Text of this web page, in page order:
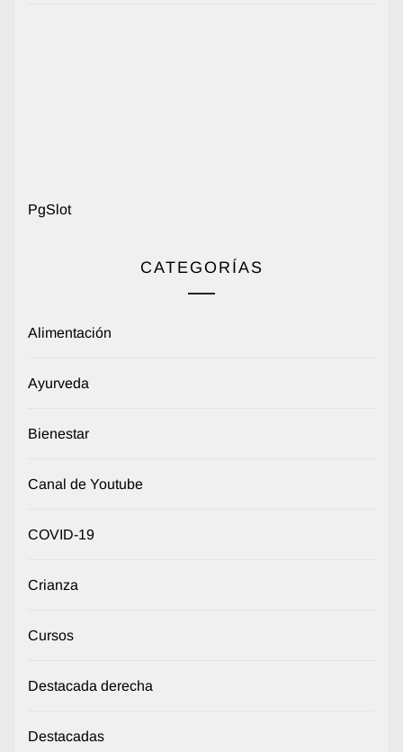
PgSlot
CATEGORÍAS
Alimentación
Ayurveda
Bienestar
Canal de Youtube
COVID-19
Crianza
Cursos
Destacada derecha
Destacadas